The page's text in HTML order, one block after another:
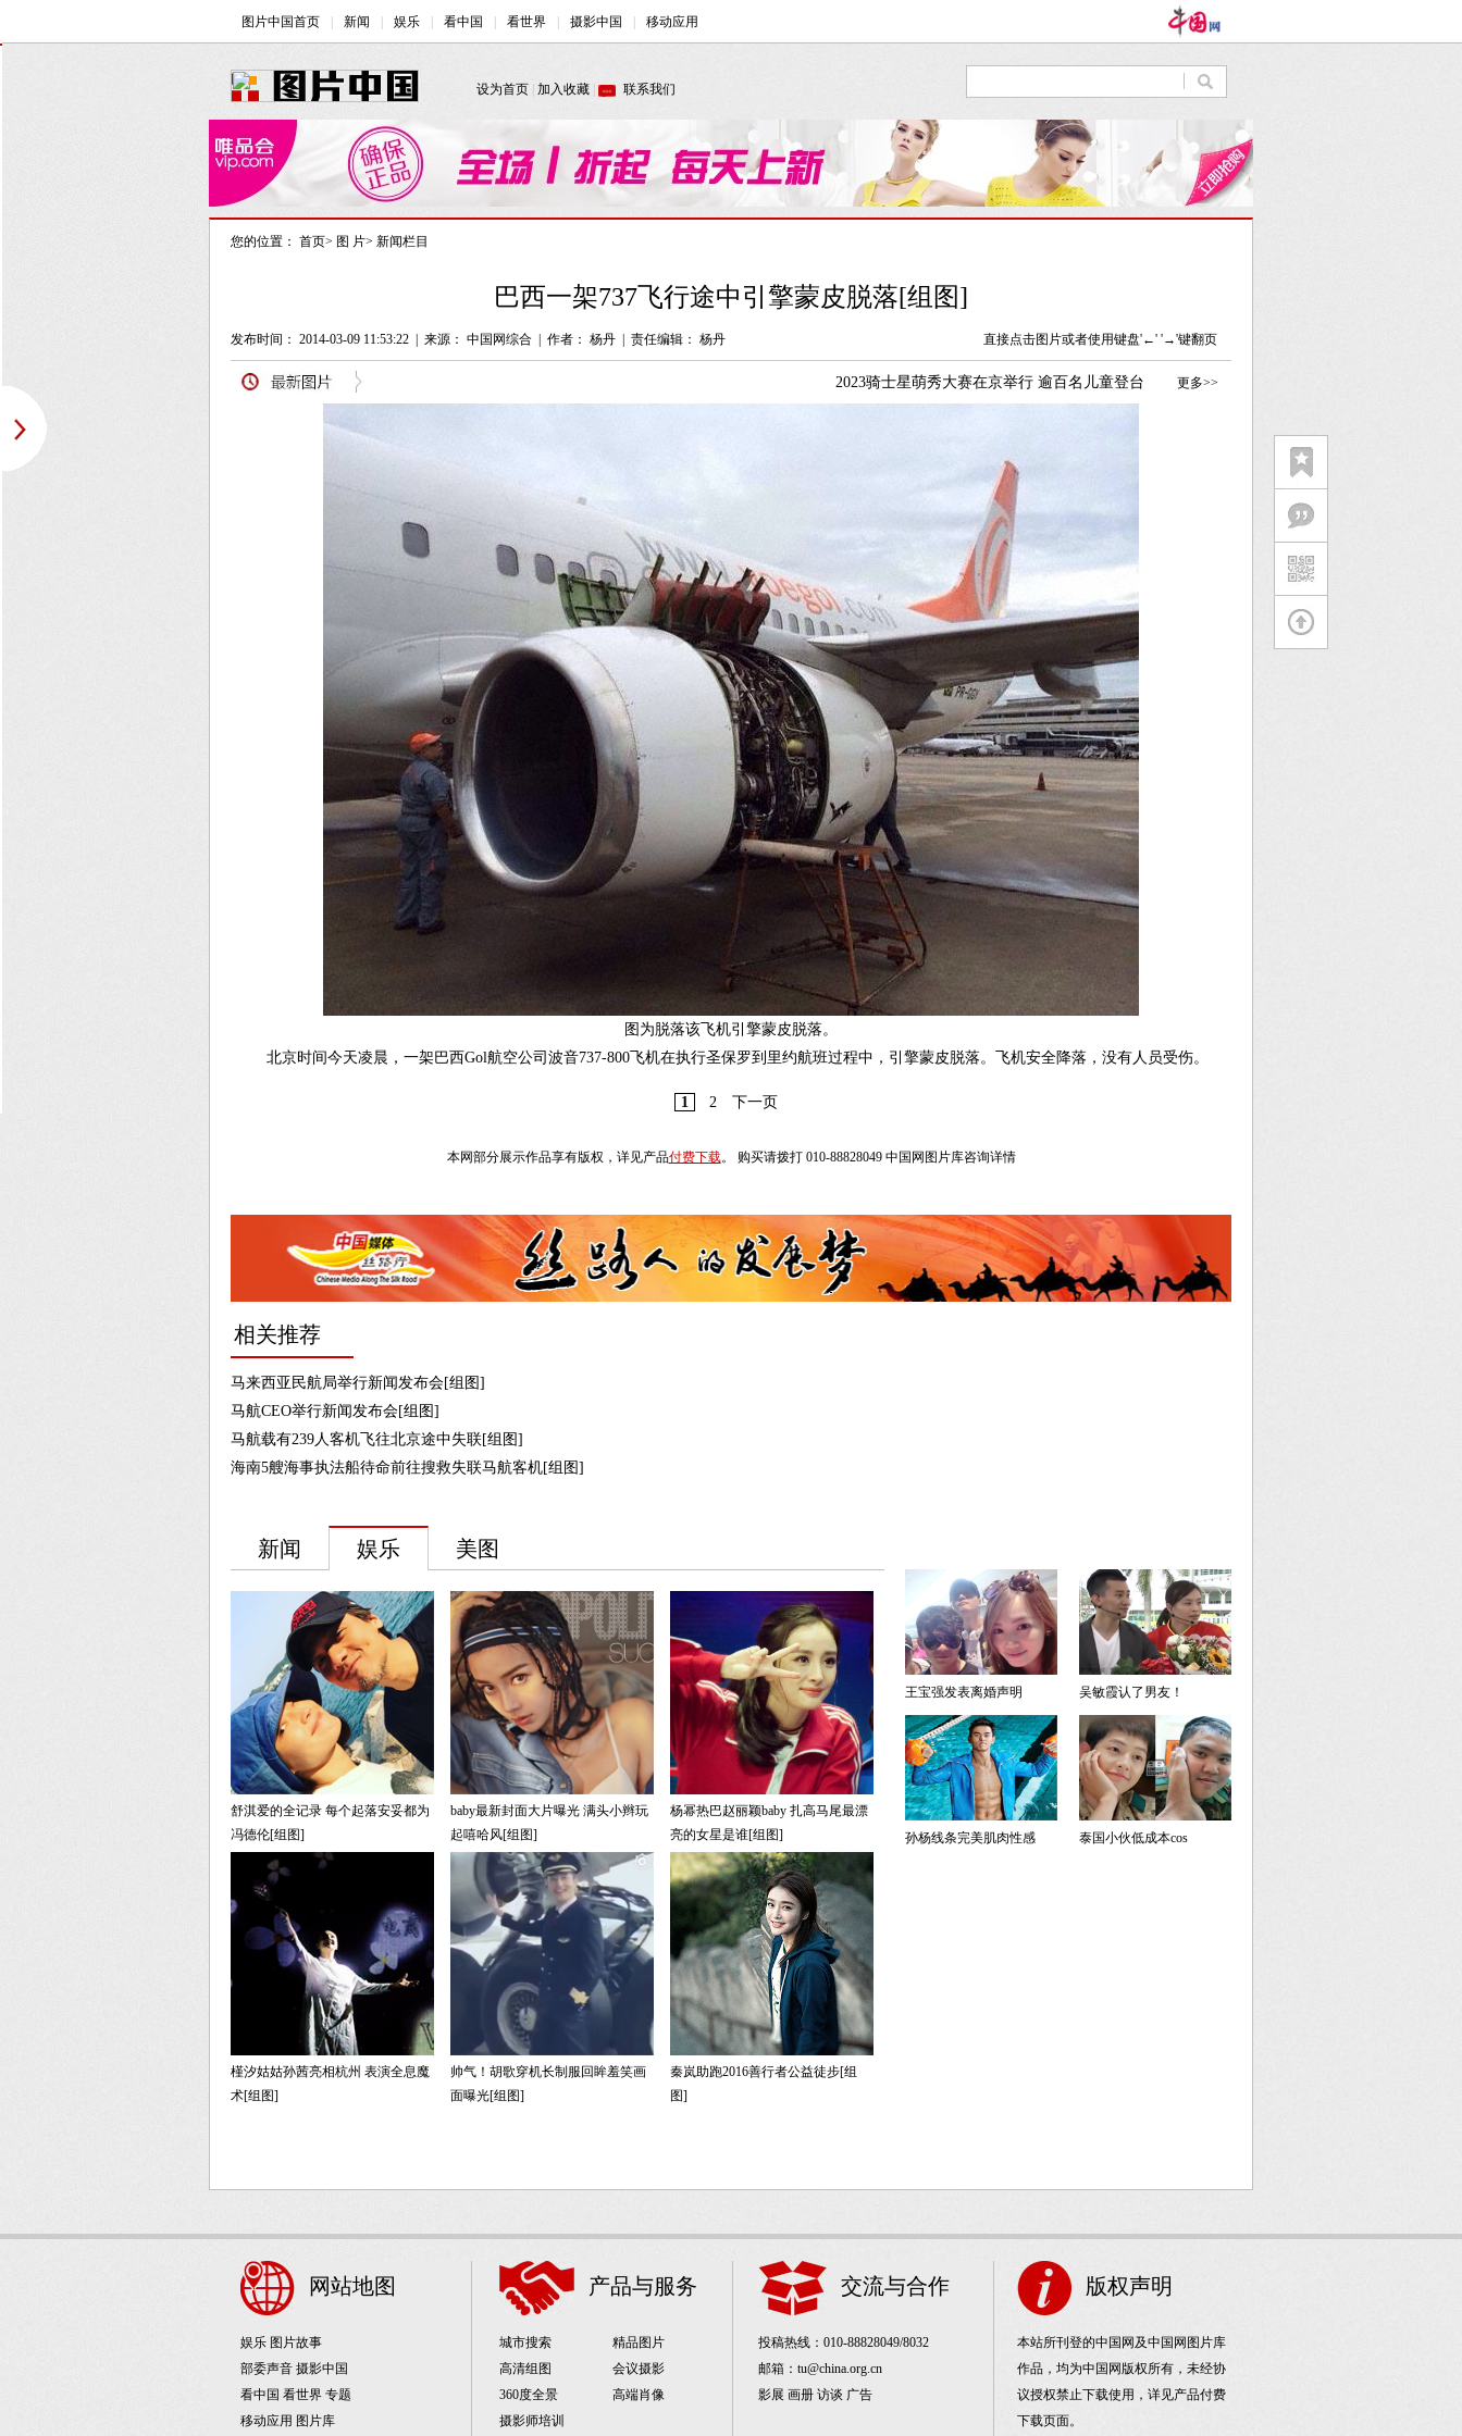
您的位置： 首页> 图 片> 新闻栏目
巴西一架737飞行途中引擎蒙皮脱落[组图]
发布时间： 2014-03-09 11:53:22 来源： 中国网综合 作者： 杨丹 责任编辑： 杨丹 直接点击图片或者使用键盘'←' '→'键翻页
图为脱落该飞机引擎蒙皮脱落。
北京时间今天凌晨，一架巴西Gol航空公司波音737-800飞机在执行圣保罗到里约航班过程中，引擎蒙皮脱落。飞机安全降落，没有人员受伤。
1 2 下一页
本网部分展示作品享有版权，详见产品付费下载。 购买请拨打 010-88828049 中国网图片库咨询详情
相关推荐
马来西亚民航局举行新闻发布会[组图]
马航CEO举行新闻发布会[组图]
马航载有239人客机飞往北京途中失联[组图]
海南5艘海事执法船待命前往搜救失联马航客机[组图]